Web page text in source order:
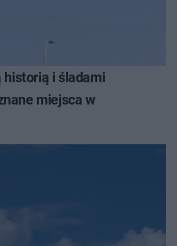
historią i śladami
miejsca w